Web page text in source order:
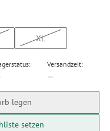
XL
Versandzeit:
—
legen
setzen